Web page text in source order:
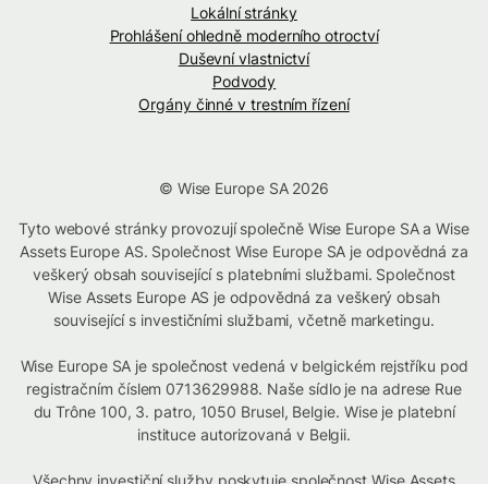
Lokální stránky
Prohlášení ohledně moderního otroctví
Duševní vlastnictví
Podvody
Orgány činné v trestním řízení
© Wise Europe SA 2026
Tyto webové stránky provozují společně Wise Europe SA a Wise
Assets Europe AS. Společnost Wise Europe SA je odpovědná za
veškerý obsah související s platebními službami. Společnost
Wise Assets Europe AS je odpovědná za veškerý obsah
související s investičními službami, včetně marketingu.
Wise Europe SA je společnost vedená v belgickém rejstříku pod
registračním číslem 0713629988. Naše sídlo je na adrese Rue
du Trône 100, 3. patro, 1050 Brusel, Belgie. Wise je platební
instituce autorizovaná v Belgii.
Všechny investiční služby poskytuje společnost Wise Assets